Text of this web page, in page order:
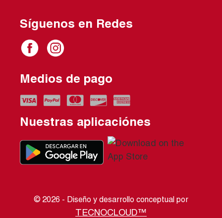
Síguenos en Redes
Medios de pago
Nuestras aplicaciónes
© 2026 - Diseño y desarrollo conceptual por
TECNOCLOUD™